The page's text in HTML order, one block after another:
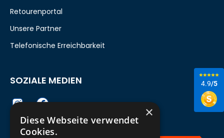
4.9/5
Retourenportal
Unsere Partner
Telefonische Erreichbarkeit
SOZIALE MEDIEN
×
Diese Webseite verwendet
Cookies.